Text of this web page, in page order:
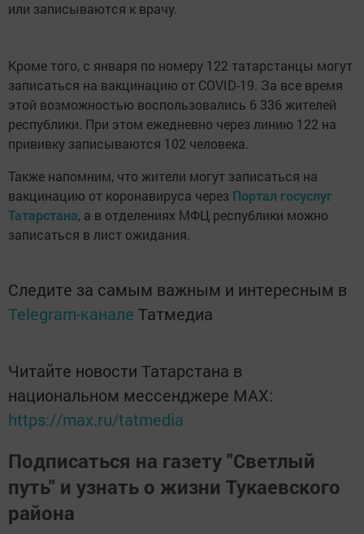
или записываются к врачу.
Кроме того, с января по номеру 122 татарстанцы могут
записаться на вакцинацию от COVID-19. За все время
этой возможностью воспользовались 6 336 жителей
республики. При этом ежедневно через линию 122 на
прививку записываются 102 человека.
Также напомним, что жители могут записаться на
вакцинацию от коронавируса через Портал госуслуг
Татарстана, а в отделениях МФЦ республики можно
записаться в лист ожидания.
Следите за самым важным и интересным в
Telegram-канале Татмедиа
Читайте новости Татарстана в
национальном мессенджере MАХ:
https://max.ru/tatmedia
Подписаться на газету "Светлый
путь" и узнать о жизни Тукаевского
района